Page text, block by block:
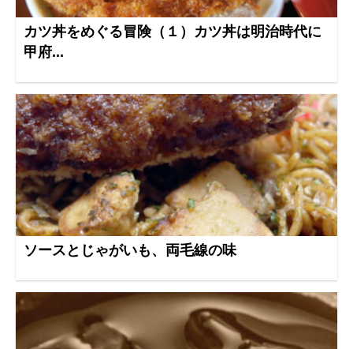
カツ丼をめぐる冒険（１）カツ丼は明治時代に
甲府...
ソースとじゃがいも、両毛線の味